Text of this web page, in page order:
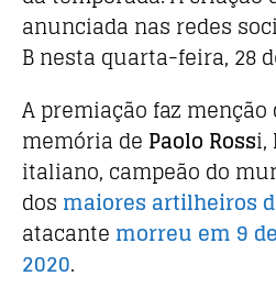
b
o
o
k
r A
p
p
anunciada nas redes
B nesta quarta-feira, 28
A premiação faz
memória de Paolo Rossi,
italiano, campeão do
dos maiores artilheiros
atacante morreu em 9
2020.